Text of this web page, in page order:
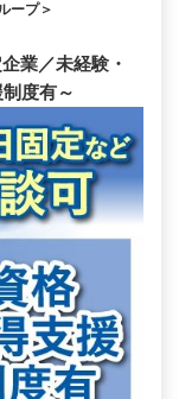
ープ＞
業／未経験・
度有～